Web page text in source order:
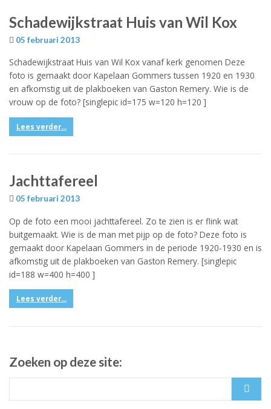
Schadewijkstraat Huis van Wil Kox
05 februari 2013
Schadewijkstraat Huis van Wil Kox vanaf kerk genomen Deze
foto is gemaakt door Kapelaan Gommers tussen 1920 en 1930
en afkomstig uit de plakboeken van Gaston Remery. Wie is de
vrouw op de foto? [singlepic id=175 w=120 h=120 ]
Lees verder...
Jachttafereel
05 februari 2013
Op de foto een mooi jachttafereel. Zo te zien is er flink wat
buitgemaakt. Wie is de man met pijp op de foto? Deze foto is
gemaakt door Kapelaan Gommers in de periode 1920-1930 en is
afkomstig uit de plakboeken van Gaston Remery. [singlepic
id=188 w=400 h=400 ]
Lees verder...
Zoeken op deze site: